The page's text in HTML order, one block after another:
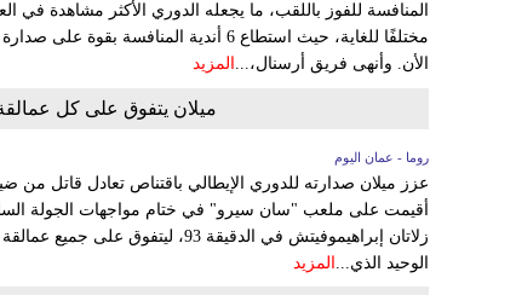
الأن. وأنهى فريق أرسنال،... المزيد
ميلان يتفوق على كل
روما - عمان اليوم
أقيمت على ملعب "سان سيرو" في ختام مواجهات الجولة
زلاتان إبراهيموفيتش في الدقيقة 93،
الوحيد الذي...
المزيد